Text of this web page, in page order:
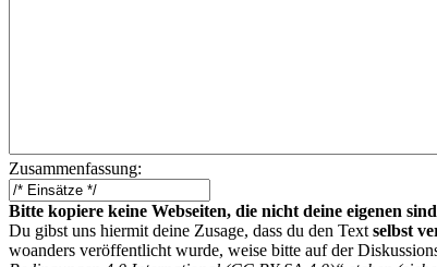
Zusammenfassung:
Bitte kopiere keine Webseiten, die nicht deine eigenen
Du gibst uns hiermit deine Zusage, dass du den Text selbst
woanders veröffentlicht wurde, weise bitte auf der